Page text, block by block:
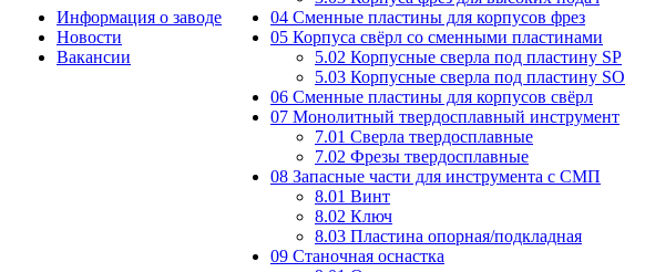
Информация о заводе
Новости
Вакансии
04 Сменные пластины для корпусов фрез
05 Корпуса свёрл со сменными пластинами
5.02 Корпусные сверла под пластину SP
5.03 Корпусные сверла под пластину SO
06 Сменные пластины для корпусов свёрл
07 Монолитный твердосплавный инструмент
7.01 Сверла твердосплавные
7.02 Фрезы твердосплавные
08 Запасные части для инструмента с СМП
8.01 Винт
8.02 Ключ
8.03 Пластина опорная/подкладная
09 Станочная оснастка